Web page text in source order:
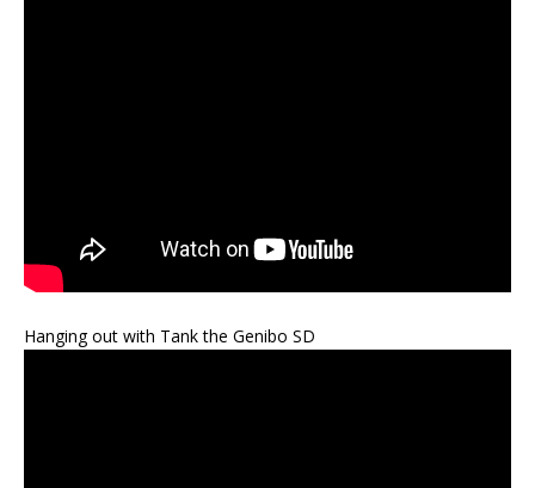
Hanging out with Tank the Genibo SD